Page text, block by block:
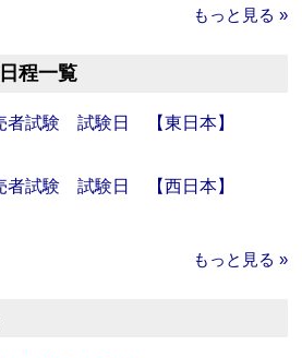
もっと見る »
程一覧
者試験 試験日 【東日本】
者試験 試験日 【西日本】
もっと見る »